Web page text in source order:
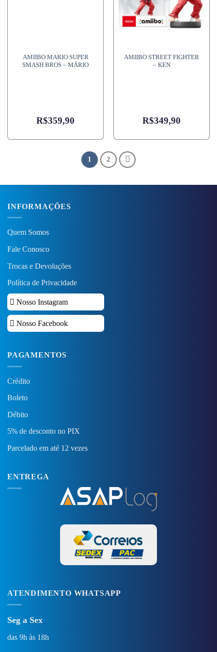
AMIIBO MARIO SUPER
SMASH BROS – MÁRIO
R$359,90
AMIIBO STREET FIGHTER
– KEN
R$349,90
1 2
INFORMAÇÕES
Quem Somos
Fale Conosco
Trocas e Devoluções
Política de Privacidade
Nosso Instagram
Nosso Facebook
PAGAMENTOS
Crédito
Boleto
Débito
5% de desconto no PIX
Parcelado em até 12 vezes
ENTREGA
ATENDIMENTO WHATSAPP
Seg a Sex
das 9h às 18h